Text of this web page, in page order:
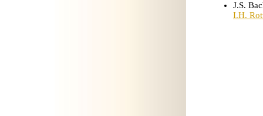
J.S.
I.H.